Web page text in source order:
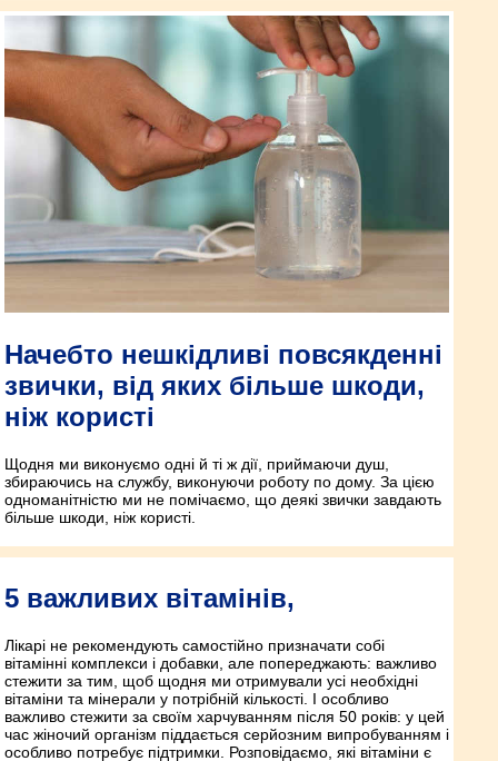
Начебто нешкідливі повсякденні
звички, від яких більше шкоди,
ніж користі
Щодня ми виконуємо одні й ті ж дії, приймаючи душ,
збираючись на службу, виконуючи роботу по дому. За цією
одноманітністю ми не помічаємо, що деякі звички завдають
більше шкоди, ніж користі.
5 важливих вітамінів,
Лікарі не рекомендують самостійно призначати собі
вітамінні комплекси і добавки, але попереджають: важливо
стежити за тим, щоб щодня ми отримували усі необхідні
вітаміни та мінерали у потрібній кількості. І особливо
важливо стежити за своїм харчуванням після 50 років: у цей
час жіночий організм піддається серйозним випробуванням і
особливо потребує підтримки. Розповідаємо, які вітаміни є